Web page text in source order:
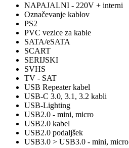
NAPAJALNI - 220V + interni
Označevanje kablov
PS2
PVC vezice za kable
SATA/eSATA
SCART
SERIJSKI
SVHS
TV - SAT
USB Repeater kabel
USB-C 3.0, 3.1, 3.2 kabli
USB-Lighting
USB2.0 - mini, micro
USB2.0 kabel
USB2.0 podaljšek
USB3.0 > USB3.0 - mini, micro